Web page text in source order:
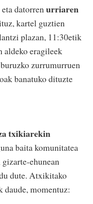
datorrenurriaren
kartel guztien
plazan, 11:30etik
aldeko eragileek
zurrumurruen
banatuko dituzte
txikiarekin
baita komunitatea
ehunean
dute. Atxikitako
daude, momentuz: